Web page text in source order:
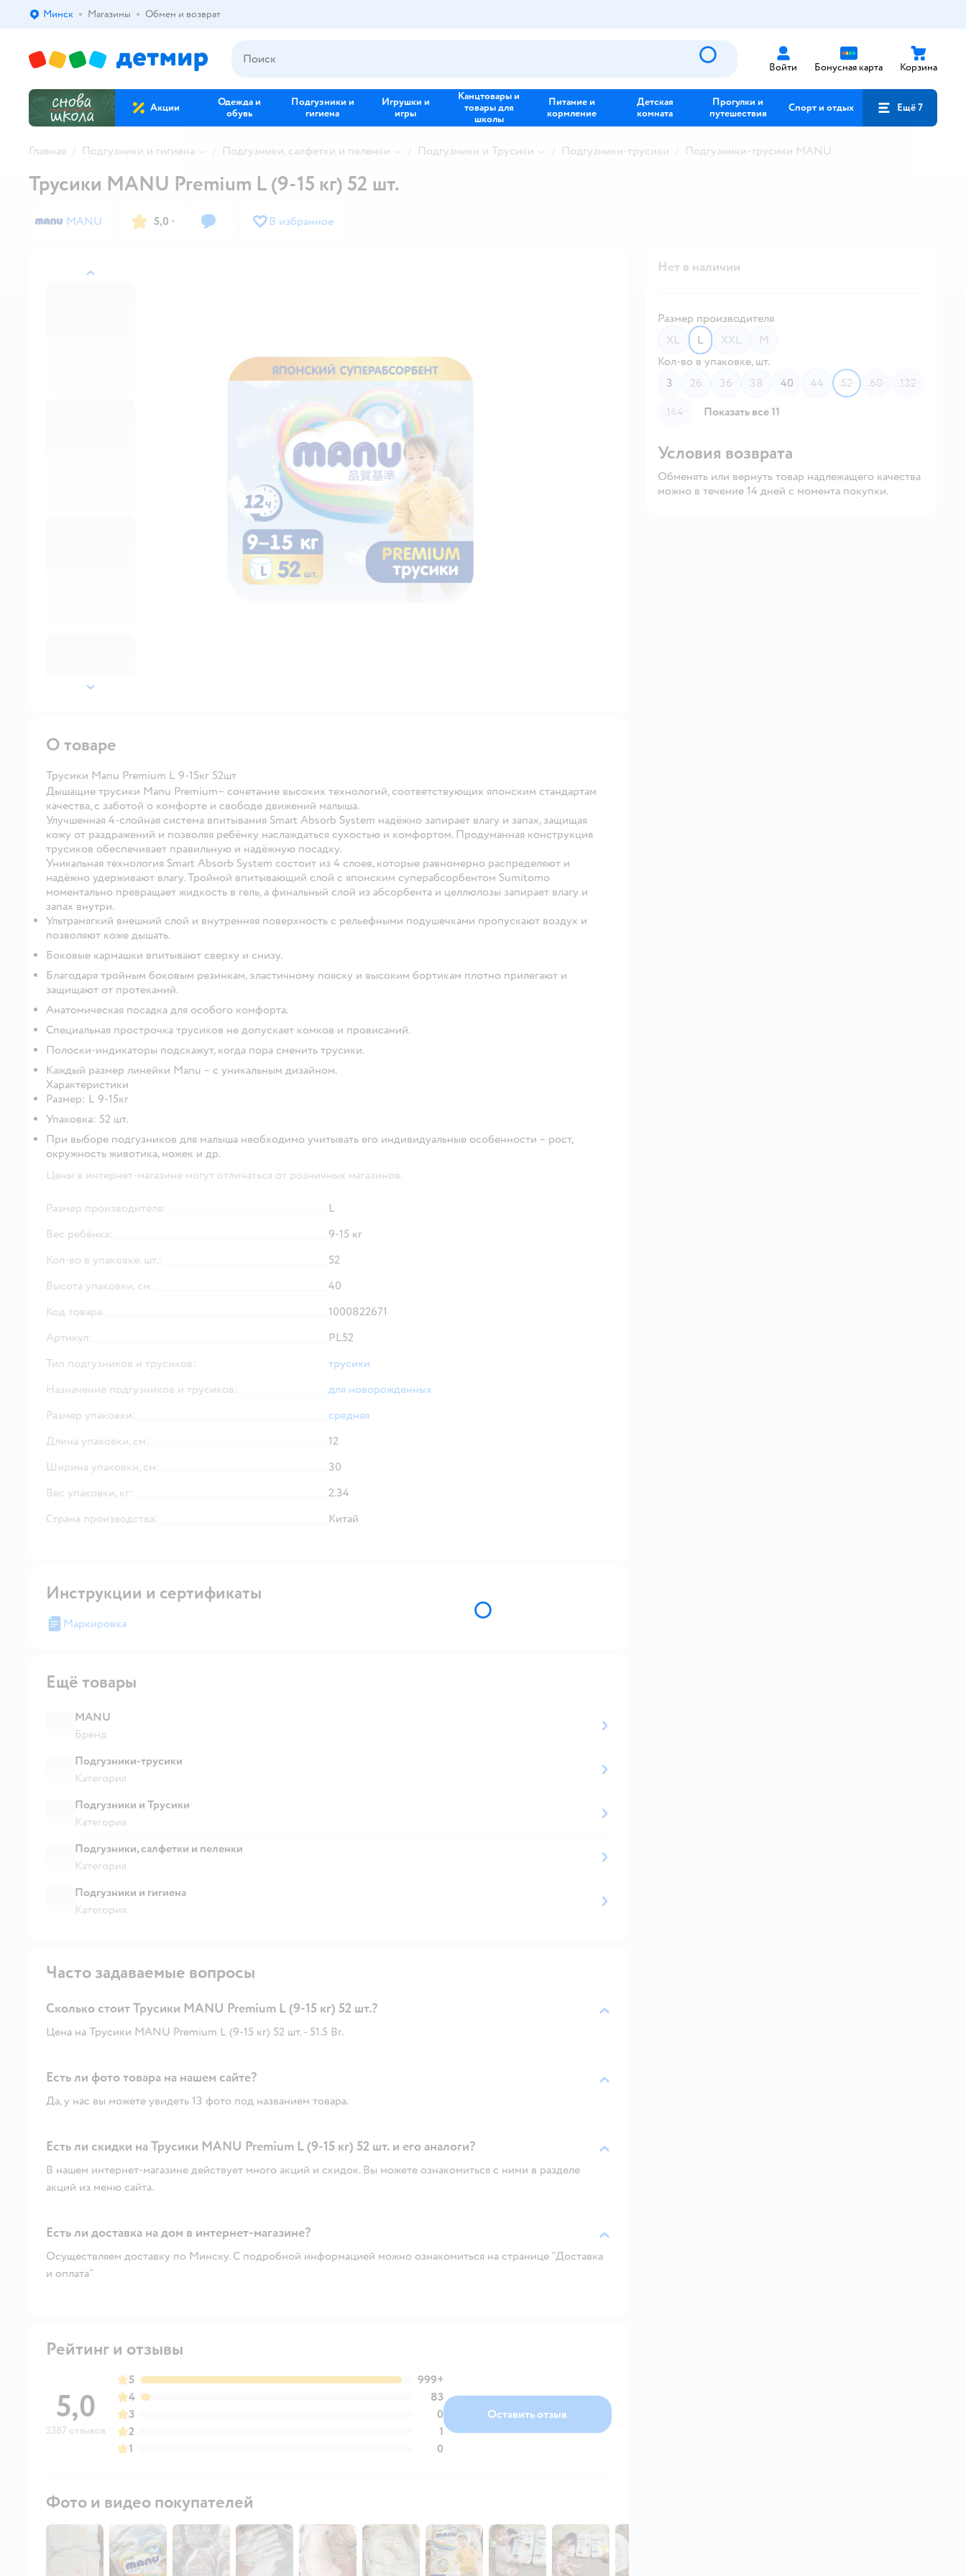
Выбор адреса доставки.
Минск Магазины Обмен и возврат
Войти Бонусная карта Корзина
Акции
Одежда и
обувь
Подгузники и
гигиена
Игрушки и
игры
Канцтовары и
товары для
школы
Питание и
кормление
Детская
комната
Прогулки и
путешествия
Спорт и отдых Ещё 7
Главная Подгузники и гигиена Подгузники, салфетки и пеленки Подгузники и Трусики Подгузники-трусики Подгузники-трусики MANU
назад
далее
Трусики MANU Premium L (9-15 кг) 52 шт.
MANU 5,0 · В избранное
Нет в наличии
Размер производителя
XL
L XXL
M
Кол-во в упаковке, шт.
3
26 36 38 40 44 52 60
132
144
Показать все 11
Условия возврата
Обменять или вернуть товар надлежащего качества
можно в течение 14 дней с момента покупки.
О товаре
Трусики Manu Premium L 9-15кг 52шт
Дышащие трусики Manu Premium– сочетание высоких технологий, соответствующих японским стандартам
качества, с заботой о комфорте и свободе движений малыша.
Улучшенная 4-слойная система впитывания Smart Absorb System надёжно запирает влагу и запах, защищая
кожу от раздражений и позволяя ребёнку наслаждаться сухостью и комфортом. Продуманная конструкция
трусиков обеспечивает правильную и надёжную посадку.
Уникальная технология Smart Absorb System состоит из 4 слоев, которые равномерно распределяют и
надёжно удерживают влагу. Тройной впитывающий слой с японским суперабсорбентом Sumitomo
моментально превращает жидкость в гель, а финальный слой из абсорбента и целлюлозы запирает влагу и
запах внутри.
Ультрамягкий внешний слой и внутренняя поверхность с рельефными подушечками пропускают воздух и
позволяют коже дышать.
Боковые кармашки впитывают сверху и снизу.
Благодаря тройным боковым резинкам, эластичному пояску и высоким бортикам плотно прилегают и
защищают от протеканий.
Анатомическая посадка для особого комфорта.
Специальная прострочка трусиков не допускает комков и провисаний.
Полоски-индикаторы подскажут, когда пора сменить трусики.
Каждый размер линейки Manu – с уникальным дизайном.
Характеристики
Размер: L 9-15кг
Упаковка: 52 шт.
При выборе подгузников для малыша необходимо учитывать его индивидуальные особенности – рост,
окружность животика, ножек и др.
Цены в интернет-магазине могут отличаться от розничных магазинов.
Размер производителя:
L
Вес ребёнка:
9-15 кг
Кол-во в упаковке, шт.:
52
Высота упаковки, см:
40
Код товара:
1000822671
Артикул:
PL52
Тип подгузников и трусиков:
трусики
Назначение подгузников и трусиков:
для новорожденных
Размер упаковки:
средняя
Длина упаковки, см:
12
Ширина упаковки, см:
30
Вес упаковки, кг:
2.34
Страна производства:
Китай
Инструкции и сертификаты
Маркировка
Ещё товары
MANU
Бренд
Подгузники-трусики
Категория
Подгузники и Трусики
Категория
Подгузники, салфетки и пеленки
Категория
Подгузники и гигиена
Категория
Часто задаваемые вопросы
Сколько стоит Трусики MANU Premium L (9-15 кг) 52 шт.?
Цена на Трусики MANU Premium L (9-15 кг) 52 шт. - 51.5 Br.
Есть ли фото товара на нашем сайте?
Да, у нас вы можете увидеть 13 фото под названием товара.
Есть ли скидки на Трусики MANU Premium L (9-15 кг) 52 шт. и его аналоги?
В нашем интернет-магазине действует много акций и скидок. Вы можете ознакомиться с ними в разделе
акций из меню сайта.
Есть ли доставка на дом в интернет-магазине?
Осуществляем доставку по Минску. С подробной информацией можно ознакомиться на странице "Доставка
и оплата"
Рейтинг и отзывы
5,0
2387 отзывов
5
999+
4
83
3
0
2
1
1
0
Оставить отзыв
Фото и видео покупателей